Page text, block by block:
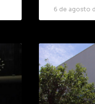
6 de agosto